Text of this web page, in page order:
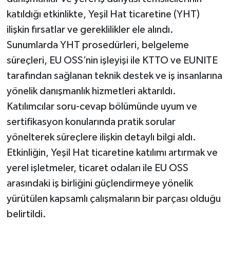
katıldığı etkinlikte, Yeşil Hat ticaretine (YHT)
ilişkin fırsatlar ve gereklilikler ele alındı.
Sunumlarda YHT prosedürleri, belgeleme
süreçleri, EU OSS’nin işleyişi ile KTTO ve EUNITE
tarafından sağlanan teknik destek ve iş insanlarına
yönelik danışmanlık hizmetleri aktarıldı.
Katılımcılar soru-cevap bölümünde uyum ve
sertifikasyon konularında pratik sorular
yönelterek süreçlere ilişkin detaylı bilgi aldı.
Etkinliğin, Yeşil Hat ticaretine katılımı artırmak ve
yerel işletmeler, ticaret odaları ile EU OSS
arasındaki iş birliğini güçlendirmeye yönelik
yürütülen kapsamlı çalışmaların bir parçası olduğu
belirtildi.